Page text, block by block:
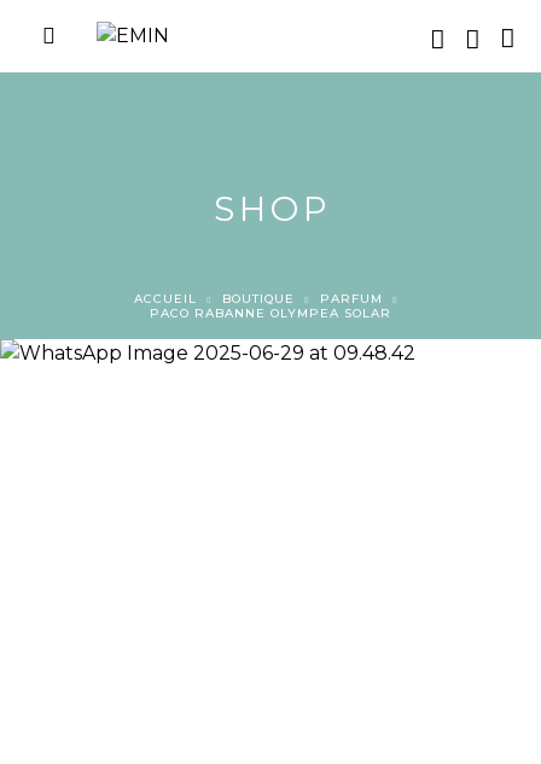
SHOP
ACCUEIL BOUTIQUE
PARFUM
PACO RABANNE OLYMPEA SOLAR